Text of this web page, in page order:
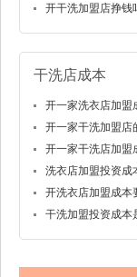
开干洗加盟店挣钱
干洗店成本
开一家洗衣店加盟
开一家干洗加盟店
开一家干洗店加盟
洗衣店加盟投资成
开洗衣店加盟成本
干洗加盟投资成本